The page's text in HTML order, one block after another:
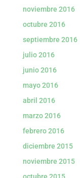
noviembre 2016
octubre 2016
septiembre 2016
julio 2016
junio 2016
mayo 2016
abril 2016
marzo 2016
febrero 2016
diciembre 2015
noviembre 2015